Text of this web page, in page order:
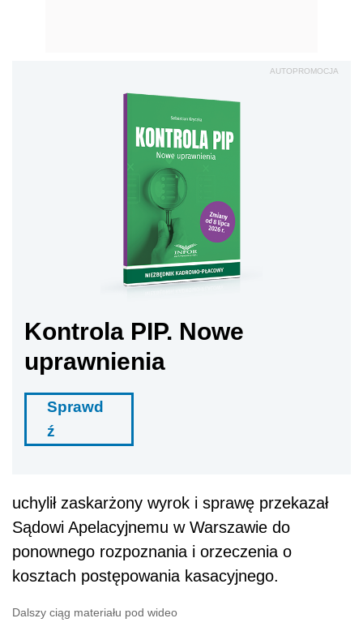
AUTOPROMOCJA
Kontrola PIP. Nowe
uprawnienia
Sprawd
ź
uchylił zaskarżony wyrok i sprawę przekazał
Sądowi Apelacyjnemu w Warszawie do
ponownego rozpoznania i orzeczenia o
kosztach postępowania kasacyjnego.
Dalszy ciąg materiału pod wideo